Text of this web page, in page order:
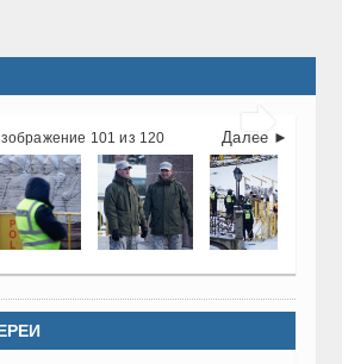

Далее ►
101 из 120